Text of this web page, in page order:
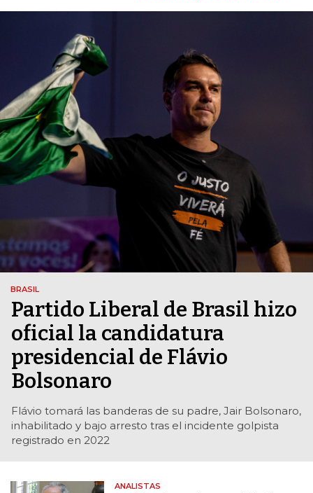
BRASIL
Partido Liberal de Brasil hizo
oficial la candidatura
presidencial de Flávio
Bolsonaro
Flávio tomará las banderas de su padre, Jair Bolsonaro,
inhabilitado y bajo arresto tras el incidente golpista
registrado en 2022
ANALISTAS